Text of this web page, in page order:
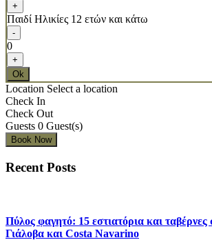
+
Παιδί Ηλικίες 12 ετών και κάτω
-
0
+
Ok
Location Select a location
Check In
Check Out
Guests 0 Guest(s)
Recent Posts
Πύλος φαγητό: 15 εστιατόρια και
Γιάλοβα και Costa Navarino